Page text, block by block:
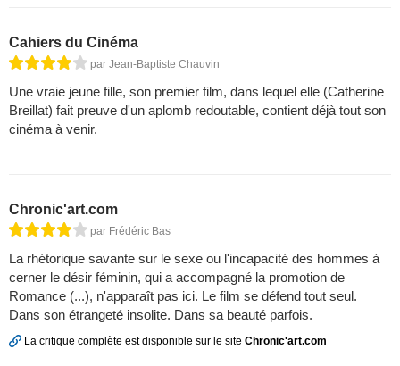
Cahiers du Cinéma
par Jean-Baptiste Chauvin
Une vraie jeune fille, son premier film, dans lequel elle (Catherine
Breillat) fait preuve d'un aplomb redoutable, contient déjà tout son
cinéma à venir.
Chronic'art.com
par Frédéric Bas
La rhétorique savante sur le sexe ou l'incapacité des hommes à
cerner le désir féminin, qui a accompagné la promotion de
Romance (...), n'apparaît pas ici. Le film se défend tout seul.
Dans son étrangeté insolite. Dans sa beauté parfois.
La critique complète est disponible sur le site Chronic'art.com